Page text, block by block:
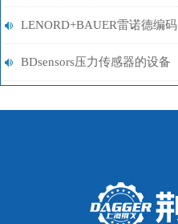
器的组成部件及其特点
LENORD+BAUER雷诺德编码
器是有效的数据压缩和错误检
BDsensors压力传感器的设备